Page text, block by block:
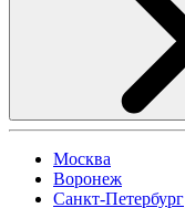
Москва
Воронеж
Санкт-Петербург